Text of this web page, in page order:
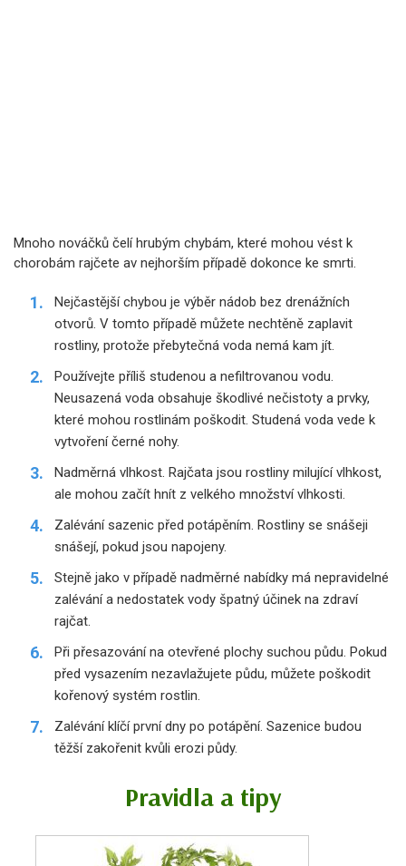
Mnoho nováčků čelí hrubým chybám, které mohou vést k
chorobám rajčete av nejhorším případě dokonce ke smrti.
Nejčastější chybou je výběr nádob bez drenážních
otvorů. V tomto případě můžete nechtěně zaplavit
rostliny, protože přebytečná voda nemá kam jít.
Používejte příliš studenou a nefiltrovanou vodu.
Neusazená voda obsahuje škodlivé nečistoty a prvky,
které mohou rostlinám poškodit. Studená voda vede k
vytvoření černé nohy.
Nadměrná vlhkost. Rajčata jsou rostliny milující vlhkost,
ale mohou začít hnít z velkého množství vlhkosti.
Zalévání sazenic před potápěním. Rostliny se snášeji
snášejí, pokud jsou napojeny.
Stejně jako v případě nadměrné nabídky má nepravidelné
zalévání a nedostatek vody špatný účinek na zdraví
rajčat.
Při přesazování na otevřené plochy suchou půdu. Pokud
před vysazením nezavlažujete půdu, můžete poškodit
kořenový systém rostlin.
Zalévání klíčí první dny po potápění. Sazenice budou
těžší zakořenit kvůli erozi půdy.
Pravidla a tipy